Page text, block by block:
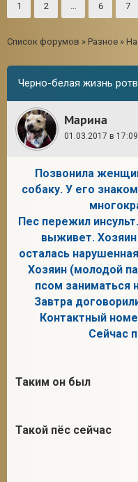
1 2 … 6 7
Список форумов » Разное » На
Черно-белая жизнь
Марина
01.03.2017 в 17:09
Позвонила
собаку. У его
Пес пережил
выживет. Хозяин
осталась
Хозяин (молодой
псом заниматься
Завтра
Контактный
Сейчас
Таким он был
Такой пёс сейчас